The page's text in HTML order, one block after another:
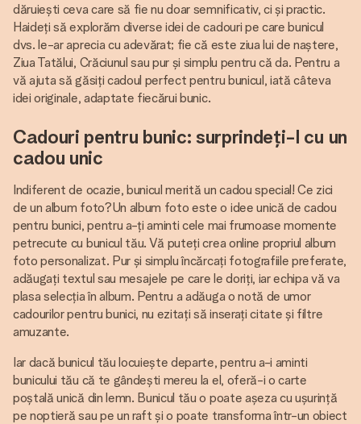
dăruiești ceva care să fie nu doar semnificativ, ci și practic.
Haideți să explorăm diverse idei de cadouri pe care bunicul
dvs. le-ar aprecia cu adevărat; fie că este ziua lui de naștere,
Ziua Tatălui, Crăciunul sau pur și simplu pentru că da. Pentru a
vă ajuta să găsiți cadoul perfect pentru bunicul, iată câteva
idei originale, adaptate fiecărui bunic.
Cadouri pentru bunic: surprindeți-l cu un
cadou unic
Indiferent de ocazie, bunicul merită un cadou special! Ce zici
de un album foto?Un album foto este o idee unică de cadou
pentru bunici, pentru a-ți aminti cele mai frumoase momente
petrecute cu bunicul tău. Vă puteți crea online propriul album
foto personalizat. Pur și simplu încărcați fotografiile preferate,
adăugați textul sau mesajele pe care le doriți, iar echipa vă va
plasa selecția în album. Pentru a adăuga o notă de umor
cadourilor pentru bunici, nu ezitați să inserați citate și filtre
amuzante.
Iar dacă bunicul tău locuiește departe, pentru a-i aminti
bunicului tău că te gândești mereu la el, oferă-i o carte
poștală unică din lemn. Bunicul tău o poate așeza cu ușurință
pe noptieră sau pe un raft și o poate transforma într-un obiect